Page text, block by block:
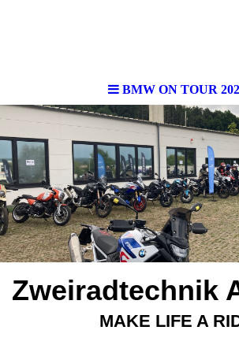
BMW ON TOUR
Zweiradtechnik
MAKE LIFE A